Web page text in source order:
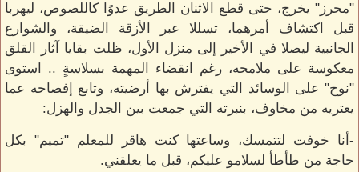
"محرز" يخرج، حتى قطع الاثنان الطريق عدوًا كاللصوص، ليهربا
قبل اكتشاف أمرهما، تسللا عبر الأزقة الضيقة، والشوارع
الجانبية ليصلا في الأخير إلى منزل الأول، ظلت بقايا آثار القلق
معكوسة على ملامحه، رغم انقضاء المهمة بسلاسةٍ .. استوى
"نوح" على الوسائد التي يفترش بها أرضيته، وتابع إفصاحه عما
يعتريه من مخاوف، بنبرته التي جمعت بين الجدل والهزل:
-أنا خوفت لتتمسك، وساعتها كنت هاقر للمعلم "تميم" بكل
حاجة من طأطأ لسلامو عليكم، قبل ما يعلقني.